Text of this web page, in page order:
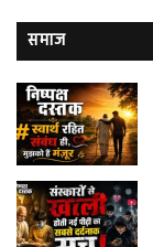
समाज